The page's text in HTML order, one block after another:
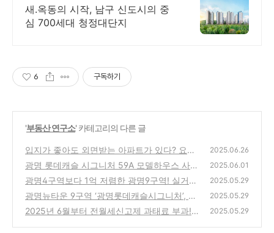
예정
새.옥동의 시작, 남구 신도시의 중
심 700세대 청정대단지
6 구독하기
'부동산 연구소' 카테고리의 다른 글
입지가 좋아도 외면받는 아파트가 있다? 요즘
사람들이 구축을 피하는 이유
(2)
2025.06.26
광명 롯데캐슬 시그니처 59A 모델하우스 사진
(광명 9구역)
(0)
2025.06.01
광명4구역보다 1억 저렴한 광명9구역! 실거주
의무도 없는 ‘가성비 신축’ 소액 투자처
(1)
2025.05.29
광명뉴타운 9구역 ‘광명롯데캐슬시그니처’, 입
주 2년 남았지만 벌써 프리미엄 7천만원!
(1)
2025.05.29
2025년 6월부터 전월세신고제 과태료 부과!
2025.05.29